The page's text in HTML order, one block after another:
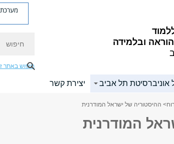
ובלמידה
מערכת
חיפוש באתר
אוניברסיטת תל אביב יצירת קשר
> ההיסטוריה של ישראל המודרנית
המודרנית